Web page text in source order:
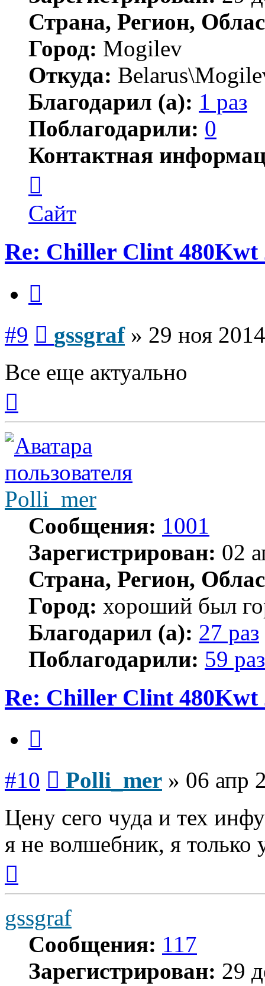
Страна, Регион,
Город: Mogilev
Откуда:
Благодарил (а): 1 раз
Поблагодарили: 0
Контактная
пользователя
gssgraf
Сайт
Re: Chiller Clint 480Kwt
#9 gssgraf» 29 ноя
Все еще актуально
началу
Polli_mer
Сообщения: 1001
Зарегистрирован: 02
Страна, Регион,
Город: хороший был
Благодарил (а): 27 раз
Поблагодарили: 59 раз
Re: Chiller Clint 480Kwt
#10 Polli_mer » 06 апр
Цену сего чуда и тех
я не волшебник, я только
началу
gssgraf
Сообщения: 117
Зарегистрирован: 29